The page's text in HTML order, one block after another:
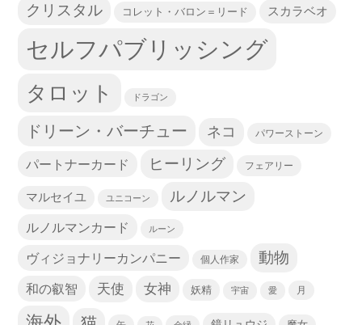
クリスタル コレット・バロン＝リード スカラベオ
セルフパブリッシング
タロット ドラゴン
ドリーン・バーチュー ネコ パワーストーン
パートナーカード ヒーリング フェアリー
マルセイユ ユニコーン ルノルマン
ルノルマンカード ルーン
ヴィジョナリーカンパニー 個人作家 動物
和の叡智 天使 女神 妖精 宇宙 愛 月